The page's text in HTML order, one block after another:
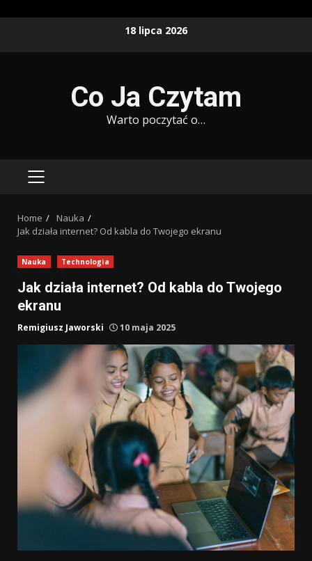
18 lipca 2026
Co Ja Czytam
Warto poczytać o…
PRIMARY
Home
Nauka
Jak działa internet? Od kabla do Twojego ekranu
Nauka Technologia
Jak działa internet? Od kabla do Twojego
ekranu
Remigiusz Jaworski 10 maja 2025